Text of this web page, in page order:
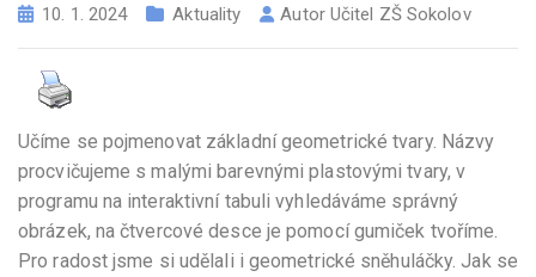
10. 1. 2024 Aktuality Autor Učitel ZŠ Sokolov
Učíme se pojmenovat základní geometrické tvary. Názvy
procvičujeme s malými barevnými plastovými tvary, v
programu na interaktivní tabuli vyhledáváme správný
obrázek, na čtvercové desce je pomocí gumiček tvoříme.
Pro radost jsme si udělali i geometrické sněhuláčky. Jak se